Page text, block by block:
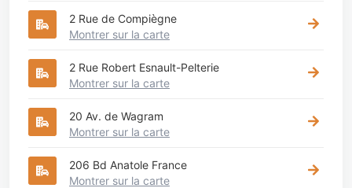
2 Rue de Compiègne
Montrer sur la carte
2 Rue Robert Esnault-Pelterie
Montrer sur la carte
20 Av. de Wagram
Montrer sur la carte
206 Bd Anatole France
Montrer sur la carte